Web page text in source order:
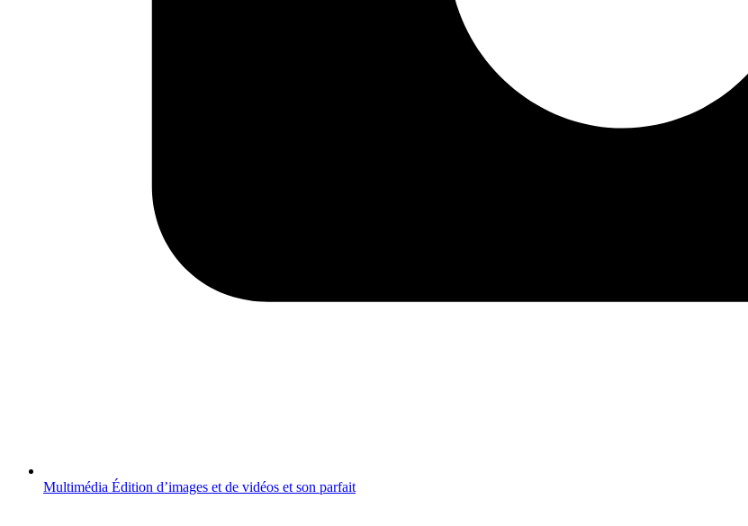
Multimédia Édition d’images et de vidéos et son parfait